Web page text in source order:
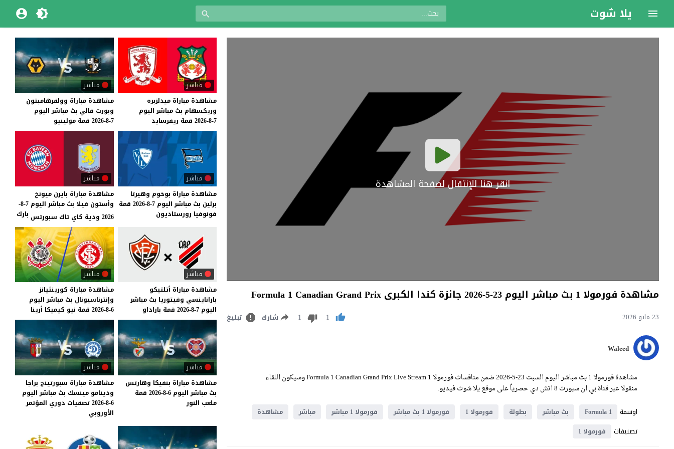
يلا شوت
انقر هنا للإنتقال لصفحة المشاهدة
مشاهدة فورمولا 1 بث مباشر اليوم 23-5-2026 جائزة كندا الكبرى Formula 1 Canadian Grand Prix
23 مايو 2026 1
1 شارك تبليغ
Waleed
مشاهدة فورمولا 1 بث مباشر اليوم السبت 23-5-2026 ضمن منافسات فورمولا 1 Formula 1 Canadian Grand Prix Live Stream وسيكون اللقاء
منقولا عبر قناة بي ان سبورت 8 اتش دي حصرياً على موقع يلا شوت فيديو.
اوسمة
Formula 1 بث مباشر بطولة فورمولا 1 فورمولا 1 بث مباشر فورمولا 1 مباشر مباشر مشاهدة
تصنيفات فورمولا 1
مباشر
مشاهدة مباراة ميدلزبره
وريكسهام بث مباشر اليوم
7-8-2026
قمة ريفرسايد
مباشر
مشاهدة مباراة وولفرهامبتون
وبورت فالي بث مباشر اليوم
7-8-2026
قمة مولينيو
مباشر
مشاهدة مباراة بوخوم وهيرتا
برلين بث مباشر اليوم 7-8-2026
قمة
فونوفيا رورستاديون
مباشر
مشاهدة مباراة بايرن ميونخ
وأستون فيلا بث مباشر اليوم 7-8-
2026 ودية كاي تاك سبورتس
بارك
مباشر
مشاهدة مباراة أتلتيكو
باراناينسي وفيتوريا بث مباشر
اليوم 7-8-2026 قمة باراداو
مباشر
مشاهدة مباراة كورينثيانز
وإنترناسيونال بث مباشر اليوم
6-8-2026
قمة نيو كيميكا أرينا
مباشر
مشاهدة مباراة بنفيكا وهارتس
بث مباشر اليوم 6-8-2026
قمة
ملعب النور
مباشر
مشاهدة مباراة سبورتينج براجا
ودينامو مينسك بث مباشر اليوم
6-8-2026 تصفيات دوري المؤتمر
الأوروبي